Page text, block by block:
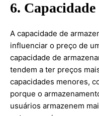
6.
A capacidade de
influenciar o preço de
capacidade de
tendem a ter preços
capacidades menores,
porque o
usuários armazenem